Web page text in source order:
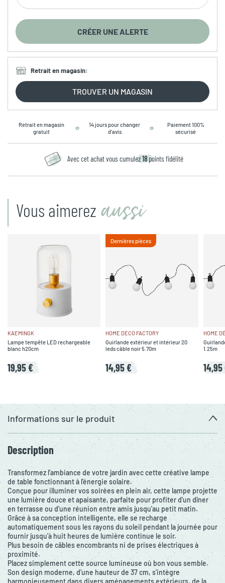
CRÉER UNE ALERTE
Retrait en magasin:
TROUVER UN MAGASIN
Retrait en magasin
gratuit
14 jours pour changer
d’avis
Paiement 100%
sécurisé
Avec cet achat vous cumulez18 points fidélité
Vous aimerez aussi
KAEMINGK
Lampe tempête LED rechargeable
blanc h20cm
19,95 €
Dernières pièces
HOME DÉCO FACTORY
Guirlande extérieur et intérieur 20
leds câble noir 5.70m
14,95 €
HOME
1.25m
14,95
Informations sur le produit
Description
Transformez l'ambiance de votre jardin avec cette créative lampe
de table fonctionnant à l'énergie solaire.
Conçue pour illuminer vos soirées en plein air, cette lampe projette
une lumière douce et apaisante, parfaite pour profiter d'un dîner
en terrasse ou d'une réunion entre amis jusqu'au petit matin.
Grâce à sa conception intelligente, elle se recharge
automatiquement sous les rayons du soleil pendant la journée pour
fournir jusqu'à huit heures de lumière continue le soir.
Plus besoin de câbles encombrants ni de prises électriques à
proximité.
Placez simplement cette source lumineuse où bon vous semble.
Son design moderne, d'une hauteur de 37 cm, s'intègre
harmonieusement dans divers aménagements extérieurs, de la